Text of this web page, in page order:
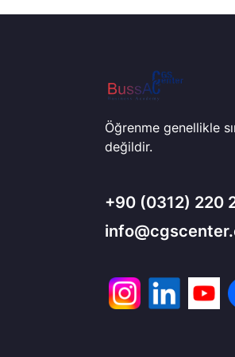
Öğrenme genellikle
değildir.
+90 (0312) 220